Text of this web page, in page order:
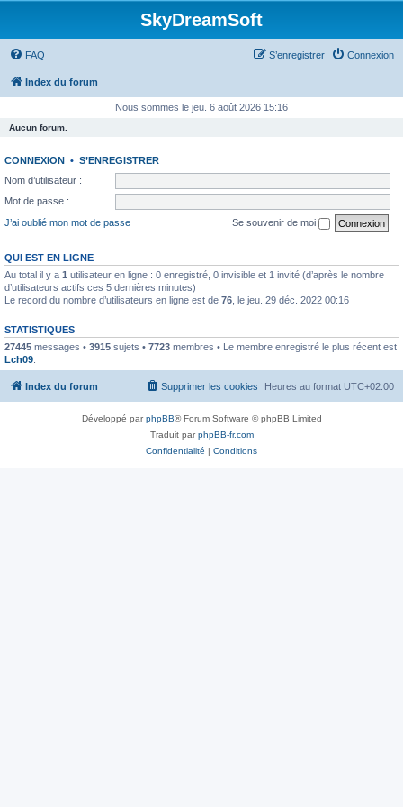
SkyDreamSoft
FAQ Connexion
S’enregistrer
Index du forum
Nous sommes le jeu. 6 août 2026 15:16
Aucun forum.
CONNEXION • S’ENREGISTRER
Nom d’utilisateur :
Mot de passe :
J’ai oublié mon mot de passe
Se souvenir de moi
QUI EST EN LIGNE
Au total il y a 1 utilisateur en ligne : 0 enregistré, 0 invisible et 1 invité (d’après le nombre
d’utilisateurs actifs ces 5 dernières minutes)
Le record du nombre d’utilisateurs en ligne est de 76 , le jeu. 29 déc. 2022 00:16
STATISTIQUES
27445 messages • 3915 sujets • 7723 membres • Le membre enregistré le plus récent est
Lch09
Index du forum Heures au format UTC+02:00
Supprimer les cookies
Développé parphpBB® Forum Software © phpBB Limited
Traduit parphpBB-fr.com
Confidentialité | Conditions